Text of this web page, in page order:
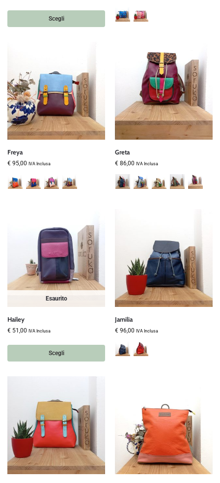
Scegli
Freya
€ 95,00 IVA Inclusa
Greta
€ 86,00 IVA Inclusa
Esaurito
Hailey
€ 51,00 IVA Inclusa
Scegli
Jamilia
€ 96,00 IVA Inclusa